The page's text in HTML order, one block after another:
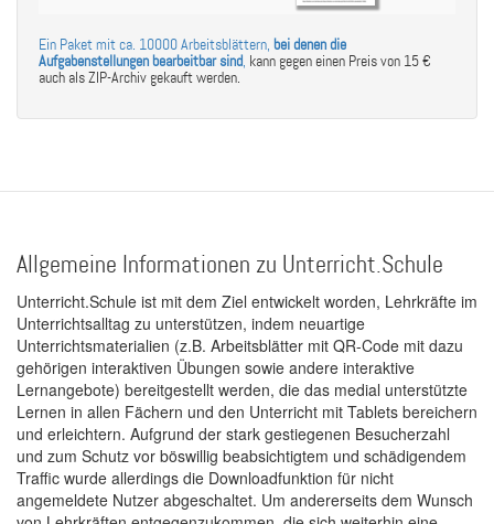
Ein Paket mit ca. 10000 Arbeitsblättern, bei denen die
Aufgabenstellungen bearbeitbar sind, kann gegen einen Preis von 15 €
auch als ZIP-Archiv gekauft werden.
Allgemeine Informationen zu Unterricht.Schule
Unterricht.Schule ist mit dem Ziel entwickelt worden, Lehrkräfte im
Unterrichtsalltag zu unterstützen, indem neuartige
Unterrichtsmaterialien (z.B. Arbeitsblätter mit QR-Code mit dazu
gehörigen interaktiven Übungen sowie andere interaktive
Lernangebote) bereitgestellt werden, die das medial unterstützte
Lernen in allen Fächern und den Unterricht mit Tablets bereichern
und erleichtern. Aufgrund der stark gestiegenen Besucherzahl
und zum Schutz vor böswillig beabsichtigtem und schädigendem
Traffic wurde allerdings die Downloadfunktion für nicht
angemeldete Nutzer abgeschaltet. Um andererseits dem Wunsch